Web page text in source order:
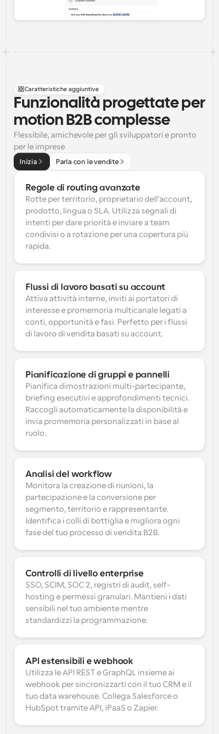
Caratteristiche aggiuntive
Funzionalità progettate per
motion B2B complesse
Flessibile, amichevole per gli sviluppatori e pronto
per le imprese
Inizia Parla con le vendite
Regole di routing avanzate
Rotte per territorio, proprietario dell'account,
prodotto, lingua o SLA. Utilizza segnali di
intenti per dare priorità e inviare a team
condivisi o a rotazione per una copertura più
rapida.
Flussi di lavoro basati su account
Attiva attività interne, inviti ai portatori di
interesse e promemoria multicanale legati a
conti, opportunità e fasi. Perfetto per i flussi
di lavoro di vendita basati su account.
Pianificazione di gruppi e pannelli
Pianifica dimostrazioni multi-partecipante,
briefing esecutivi e approfondimenti tecnici.
Raccogli automaticamente la disponibilità e
invia promemoria personalizzati in base al
ruolo.
Analisi del workflow
Monitora la creazione di riunioni, la
partecipazione e la conversione per
segmento, territorio e rappresentante.
Identifica i colli di bottiglia e migliora ogni
fase del tuo processo di vendita B2B.
Controlli di livello enterprise
SSO, SCIM, SOC 2, registri di audit, self-
hosting e permessi granulari. Mantieni i dati
sensibili nel tuo ambiente mentre
standardizzi la programmazione.
API estensibili e webhook
Utilizza le API REST e GraphQL insieme ai
webhook per sincronizzarti con il tuo CRM e il
tuo data warehouse. Collega Salesforce o
HubSpot tramite API, iPaaS o Zapier.